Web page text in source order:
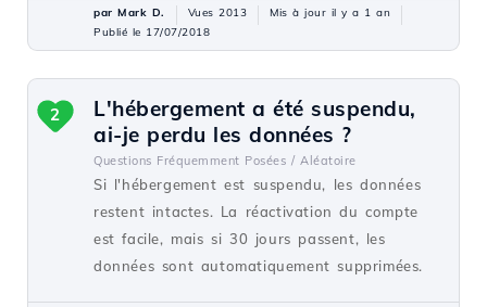
par Mark D. Vues 2013
Mis à jour il y a 1 an
Publié le 17/07/2018
L'hébergement a été suspendu,
ai-je perdu les données ?
Questions Fréquemment Posées / Aléatoire
Si l'hébergement est suspendu, les données
restent intactes. La réactivation du compte
est facile, mais si 30 jours passent, les
données sont automatiquement supprimées.
2